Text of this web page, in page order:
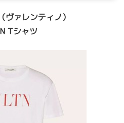
ヴァレンティノ）
Tシャツ